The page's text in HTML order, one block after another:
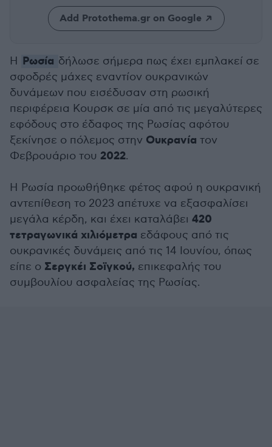
Add Protothema.gr on Google
Η Ρωσία δήλωσε σήμερα πως έχει εμπλακεί σε
σφοδρές μάχες εναντίον ουκρανικών
δυνάμεων που εισέδυσαν στη ρωσική
περιφέρεια Κουρσκ σε μία από τις μεγαλύτερες
εφόδους στο έδαφος της Ρωσίας αφότου
ξεκίνησε ο πόλεμος στην Ουκρανία τον
Φεβρουάριο του 2022.
Η Ρωσία προωθήθηκε φέτος αφού η ουκρανική
αντεπίθεση το 2023 απέτυχε να εξασφαλίσει
μεγάλα κέρδη, και έχει καταλάβει 420
τετραγωνικά χιλιόμετρα εδάφους από τις
ουκρανικές δυνάμεις από τις 14 Ιουνίου, όπως
είπε ο Σεργκέι Σοϊγκού, επικεφαλής του
συμβουλίου ασφαλείας της Ρωσίας.